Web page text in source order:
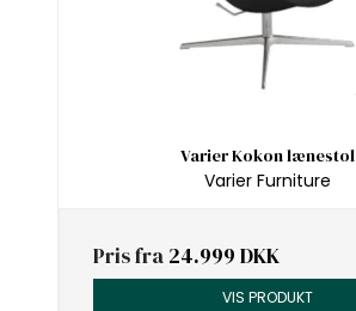
Varier Kokon lænestol
Varier Furniture
Pris fra 24.999 DKK
VIS PRODUKT